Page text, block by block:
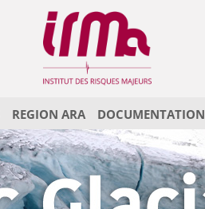
REGION ARA DOCUMENTATION